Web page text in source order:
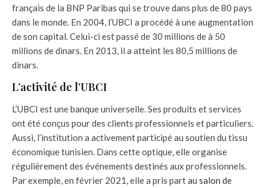
français de la BNP Paribas qui se trouve dans plus de 80 pays
dans le monde. En 2004, l’UBCI a procédé à une augmentation
de son capital. Celui-ci est passé de 30 millions de à 50
millions de dinars. En 2013, il a atteint les 80,5 millions de
dinars.
L’activité de l’UBCI
L’UBCI est une banque universelle. Ses produits et services
ont été conçus pour des clients professionnels et particuliers.
Aussi, l’institution a activement participé au soutien du tissu
économique tunisien. Dans cette optique, elle organise
régulièrement des événements destinés aux professionnels.
Par exemple, en février 2021, elle a pris partau salon de